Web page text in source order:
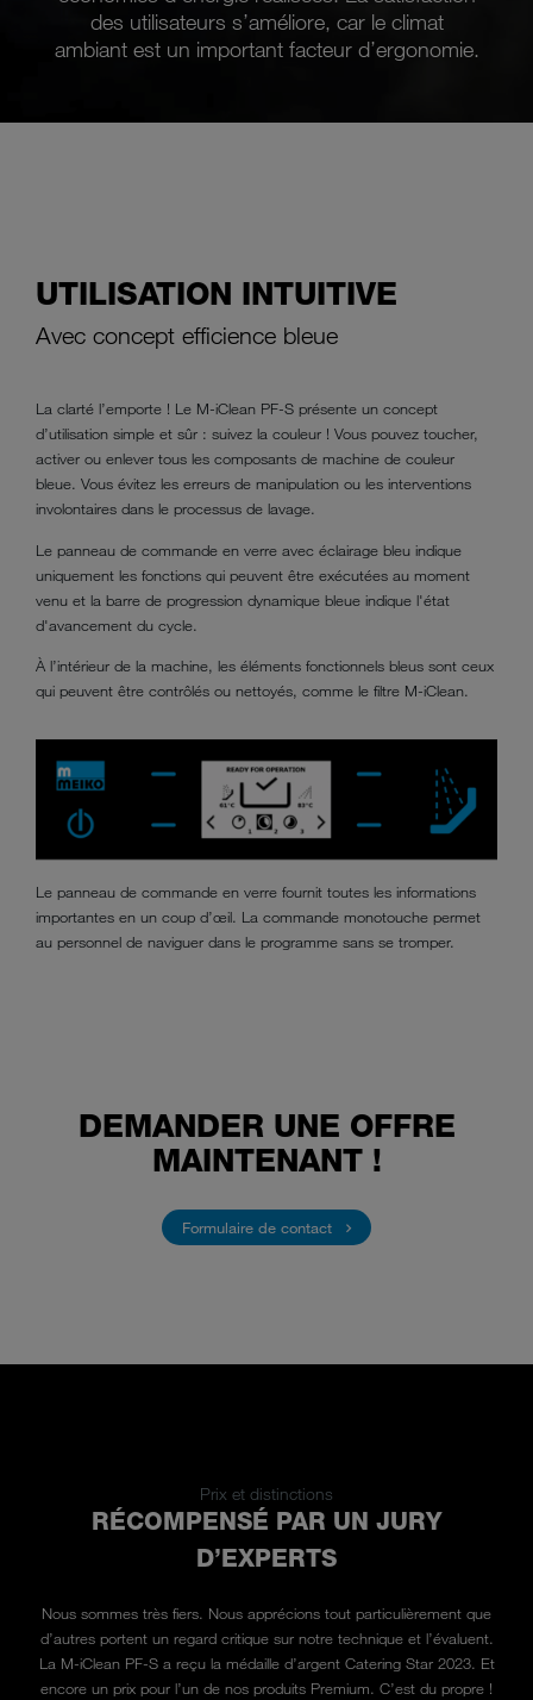
des utilisateurs s’améliore, car le climat
ambiant est un important facteur d’ergonomie.
UTILISA­TION INTUITIVE
Avec concept efficience bleue
La clarté l’emporte ! Le M-iClean PF-S présente un concept
d’utilisation simple et sûr : suivez la couleur ! Vous pouvez toucher,
activer ou enlever tous les composants de machine de couleur
bleue. Vous évitez les erreurs de manipulation ou les interventions
involontaires dans le processus de lavage.
Le panneau de commande en verre avec éclairage bleu indique
uniquement les fonctions qui peuvent être exécutées au moment
venu et la barre de progression dynamique bleue indique l'état
d'avancement du cycle.
À l’intérieur de la machine, les éléments fonctionnels bleus sont ceux
qui peuvent être contrôlés ou nettoyés, comme le filtre M-iClean.
Le panneau de commande en verre fournit toutes les informations
importantes en un coup d’œil. La commande monotouche permet
au personnel de naviguer dans le programme sans se tromper.
DEMANDER UNE OFFRE
MAINTENANT !
Formulaire de contact
Prix et distinctions
RÉCOMPENSÉ PAR UN JURY
D’EXPERTS
Nous sommes très fiers. Nous apprécions tout particulièrement que
d’autres portent un regard critique sur notre technique et l’évaluent.
La M-iClean PF-S a reçu la médaille d’argent Catering Star 2023. Et
encore un prix pour l’un de nos produits Premium. C’est du propre !